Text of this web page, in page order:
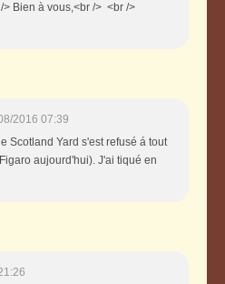
Bien à vous,<br /> <br />
2016 07:39
Scotland Yard s'est refusé á tout
aujourd'hui). J'ai tiqué en